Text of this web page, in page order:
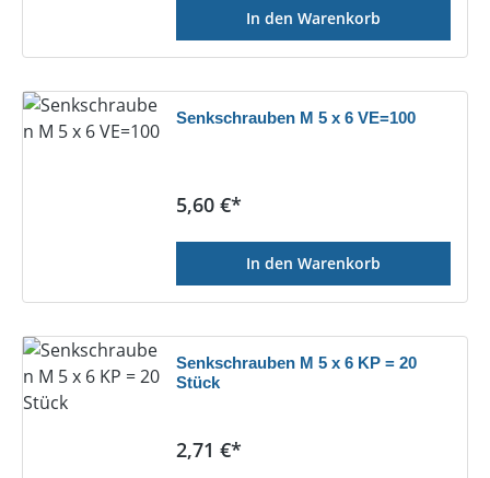
In den Warenkorb
Senkschrauben M 5 x 6 VE=100
Regulärer Preis:
5,60 €*
In den Warenkorb
Senkschrauben M 5 x 6 KP = 20
Stück
Regulärer Preis:
2,71 €*